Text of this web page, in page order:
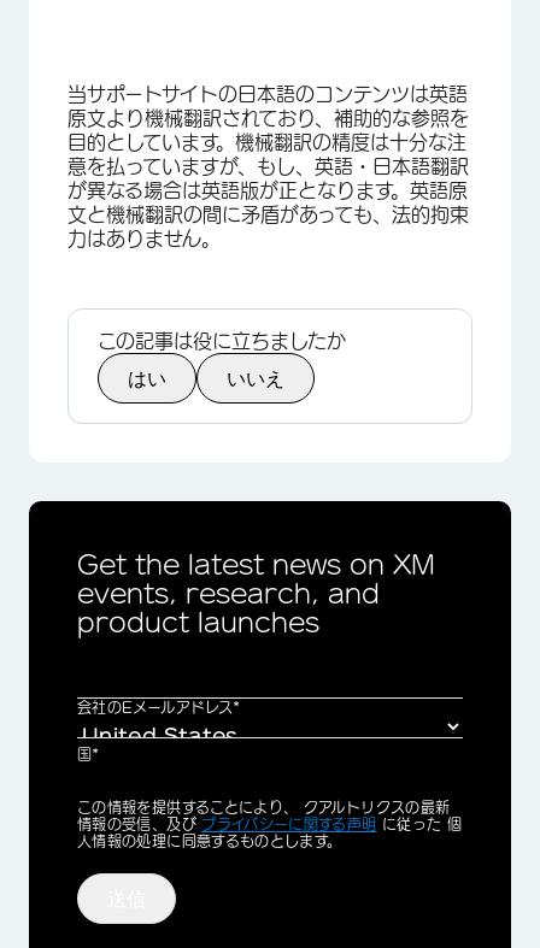
当サポートサイトの日本語のコンテンツは英語
原文より機械翻訳されており、補助的な参照を
目的としています。機械翻訳の精度は十分な注
意を払っていますが、もし、英語・日本語翻訳
が異なる場合は英語版が正となります。英語原
文と機械翻訳の間に矛盾があっても、法的拘束
力はありません。
この記事は役に立ちましたか
はい いいえ
Get the latest news on XM
events, research, and
product launches
会社のEメールアドレス*
国*
Privacy
Optin
この情報を提供することにより、 クアルトリクスの最新
情報の受信、及び プライバシーに関する声明 に従った 個
人情報の処理に同意するものとします。